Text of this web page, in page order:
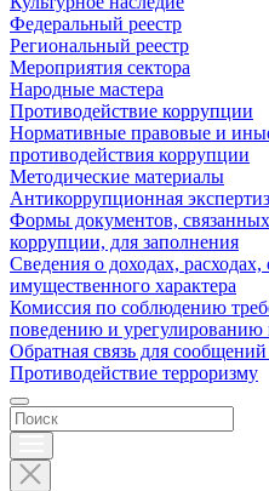
Федеральный реестр
Региональный реестр
Мероприятия сектора
Народные мастера
Противодействие коррупции
Нормативные правовые и
противодействия коррупции
Методические материалы
Антикоррупционная
Формы документов,
коррупции, для заполнения
Сведения о доходах,
имущественного характера
Комиссия по соблюдению
поведению и урегулированию
Обратная связь для
Противодействие терроризму